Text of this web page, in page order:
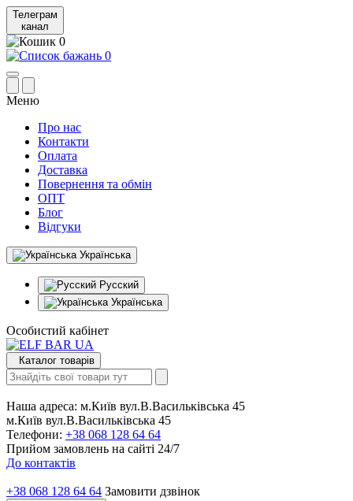
Телеграм
канал
0
0
Меню
Про нас
Контакти
Оплата
Доставка
Повернення та обмін
ОПТ
Блог
Відгуки
Українська
Русский
Українська
Особистий кабінет
Каталог товарів
Наша адреса: м.Київ вул.В.Васильківська 45
м.Київ вул.В.Васильківська 45
Телефони: +38 068 128 64 64
Прийом замовлень на сайті 24/7
До контактів
+38 068 128 64 64 Замовити дзвінок